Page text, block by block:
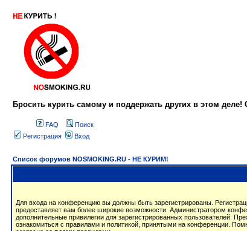
Бросить курить самому и поддержать других в этом
FAQ
Поиск
Регистрация
Вход
Список форумов NOSMOKING.RU - НЕ КУРИМ!
Для входа на конференцию вы должны быть зарегистрированы.
предоставляет вам более широкие возможности. Администратором
дополнительные привилегии для зарегистрированных пользователей.
ознакомиться с правилами и политикой, принятыми на конференции.